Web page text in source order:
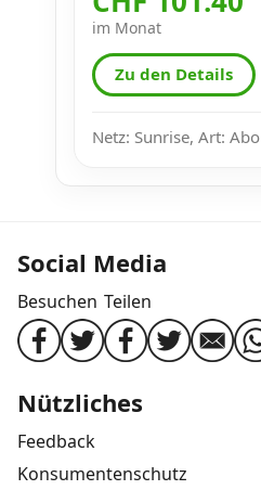
im Monat
Zu den Details
Netz: Sunrise, Art: Abo
Social Media
Besuchen Teilen
Nützliches
Feedback
Konsumentenschutz